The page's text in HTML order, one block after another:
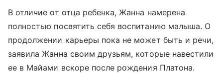
В отличие от отца ребенка, Жанна намерена
полностью посвятить себя воспитанию малыша. О
продолжении карьеры пока не может быть и речи,
заявила Жанна своим друзьям, которые навестили
ее в Майами вскоре после рождения Платона.